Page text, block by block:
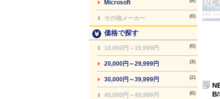
Microsoft
その他メーカー (0)
価格で探す
10,000円～19,999円 (0)
20,000円～29,999円 (3)
30,000円～39,999円 (2)
40,000円～49,999円 (0)
【最終更新】